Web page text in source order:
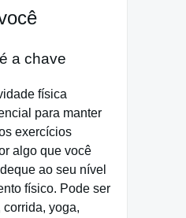
a chave
física
para manter
exercícios
algo que você
ao seu nível
físico. Pode ser
yoga,